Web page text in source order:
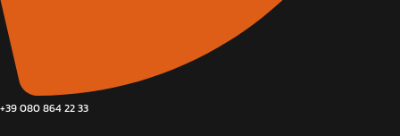
+39 080 864 22 33